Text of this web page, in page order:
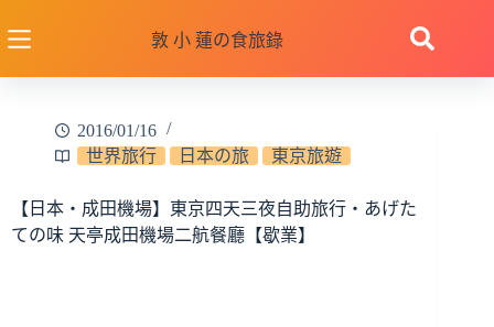
至
敦 小 蓮の食旅錄
2016/01/16
世界旅行
日本の旅 東京旅遊
【日本‧成田機場】東京四天三夜自助旅行‧あげた
ての味 天亭成田機場二航餐廳【歇業】